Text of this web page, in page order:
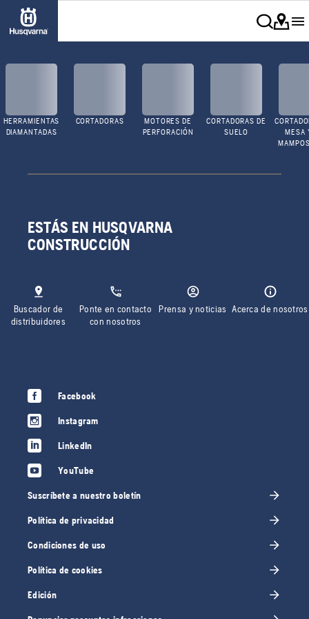
HERRAMIENTAS
DIAMANTADAS
CORTADORAS
MOTORES DE
PERFORACIÓN
CORTADORAS DE
SUELO
MESA
ESTÁS EN HUSQVARNA
CONSTRUCCIÓN
Buscador de
distribuidores
Ponte en contacto
con nosotros
Prensa y noticias Acerca de nosotros
Facebook
Instagram
LinkedIn
YouTube
Suscríbete a nuestro boletín
Política de privacidad
Condiciones de uso
Política de cookies
Edición